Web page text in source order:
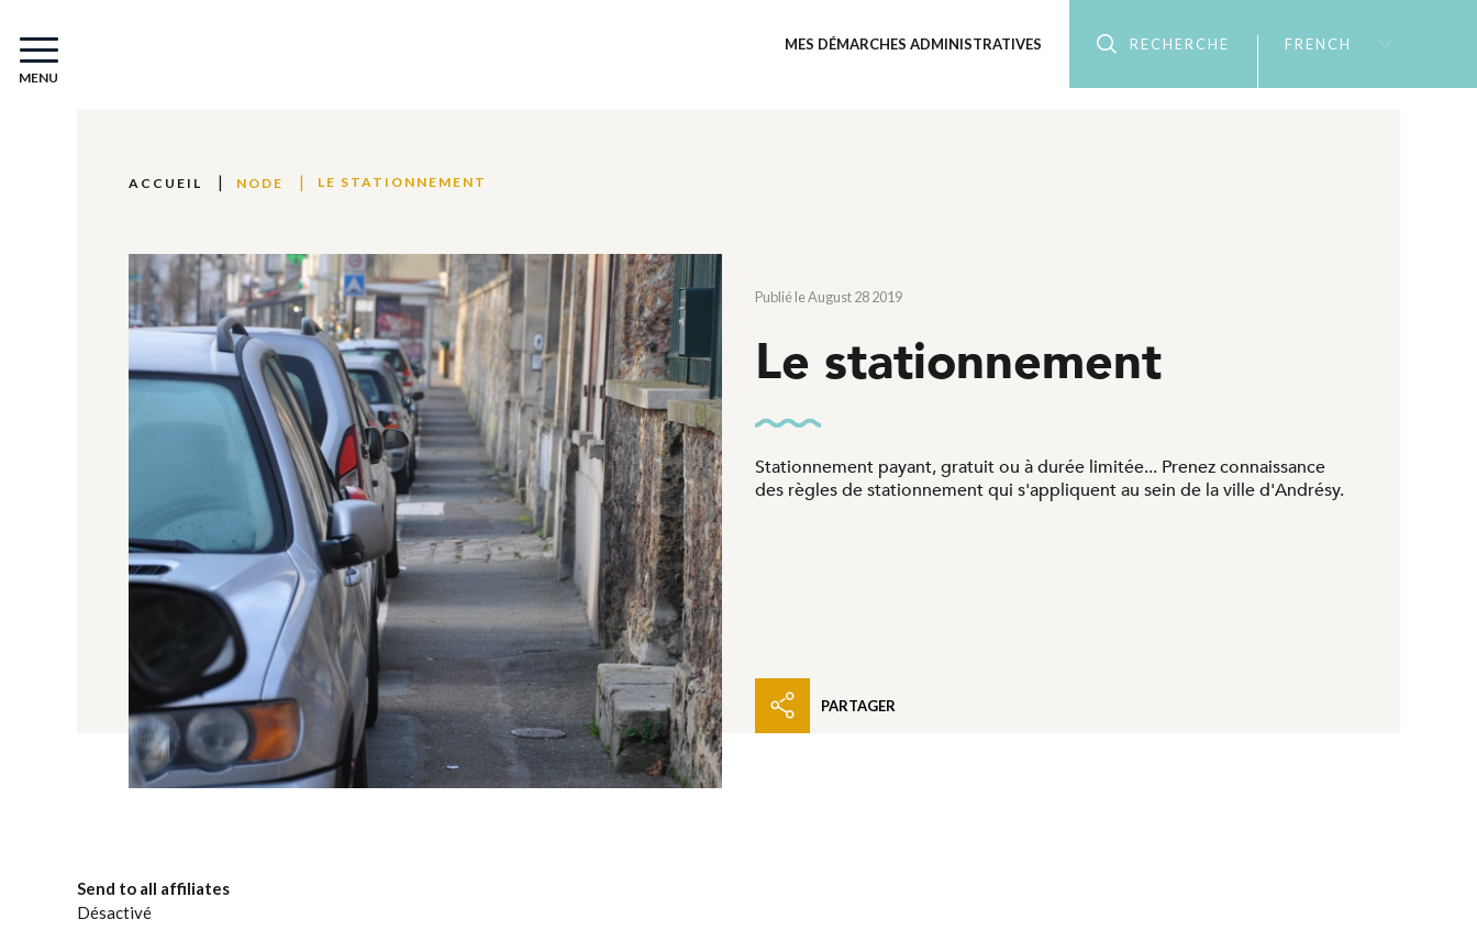
MENU
MES DÉMARCHES ADMINISTRATIVES RECHERCHE FRENCH
ACCUEIL NODE LE STATIONNEMENT
Publié le August 28 2019
Le stationnement
Stationnement payant, gratuit ou à durée limitée... Prenez connaissance
des règles de stationnement qui s'appliquent au sein de la ville d'Andrésy.
PARTAGER
Send to all affiliates
Désactivé